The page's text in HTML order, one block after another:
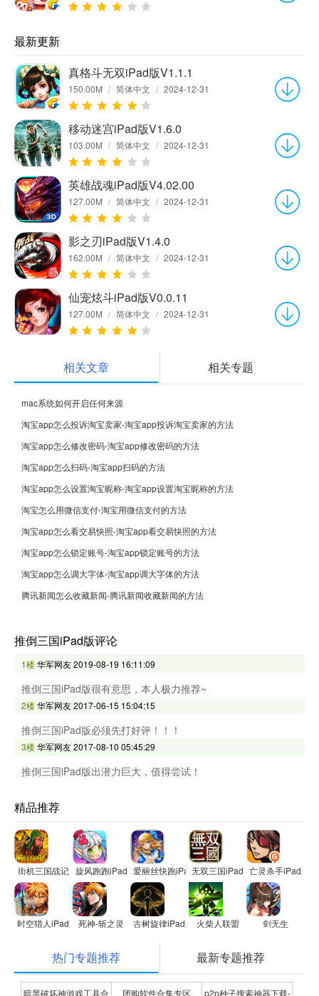
最新更新
真格斗无双iPad版V1.1.1
150.00M / 简体中文 / 2024-12-31
移动迷宫iPad版V1.6.0
103.00M / 简体中文 / 2024-12-31
英雄战魂iPad版V4.02.00
127.00M / 简体中文 / 2024-12-31
影之刃iPad版V1.4.0
162.00M / 简体中文 / 2024-12-31
仙宠炫斗iPad版V0.0.11
127.00M / 简体中文 / 2024-12-31
相关文章 相关专题
mac系统如何开启任何来源
淘宝app怎么投诉淘宝卖家-淘宝app投诉淘宝卖家的方法
淘宝app怎么修改密码-淘宝app修改密码的方法
淘宝app怎么扫码-淘宝app扫码的方法
淘宝app怎么设置淘宝昵称-淘宝app设置淘宝昵称的方法
淘宝怎么用微信支付-淘宝用微信支付的方法
淘宝app怎么看交易快照-淘宝app看交易快照的方法
淘宝app怎么锁定账号-淘宝app锁定账号的方法
淘宝app怎么调大字体-淘宝app调大字体的方法
腾讯新闻怎么收藏新闻-腾讯新闻收藏新闻的方法
推倒三国iPad版评论
1楼华军网友2019-08-19 16:11:09
推倒三国iPad版很有意思，本人极力推荐~
2楼华军网友2017-06-15 15:04:15
推倒三国iPad版必须先打好评！！！
3楼华军网友2017-08-10 05:45:29
推倒三国iPad版出潜力巨大，值得尝试！
精品推荐
街机三国战记 旋风跑跑iPad版爱丽丝快跑iPad版无双三国iPad版亡灵杀手iPad版
时空猎人iPad版 死神-斩之灵 古树旋律iPad版 火柴人联盟 剑无生
热门专题推荐 最新专题推荐
暗黑破坏神游戏工具合 团购软件合集专区 p2p种子搜索神器下载-